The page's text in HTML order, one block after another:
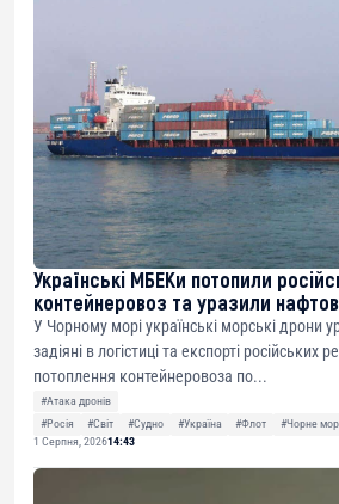
Українські МБЕКи потопили
контейнеровоз та уразили
У Чорному морі українські морські дрони
задіяні в логістиці та експорті російських
потоплення контейнеровоза по...
#Атака дронів
#Росія
#Світ #Судно #Україна #Флот
#Чорне
1 Серпня, 202614:43